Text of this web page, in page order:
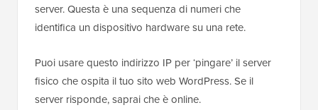
server. Questa è una sequenza di numeri che
identifica un dispositivo hardware su una rete.
Puoi usare questo indirizzo IP per ‘pingare’ il server
fisico che ospita il tuo sito web WordPress. Se il
server risponde, saprai che è online.